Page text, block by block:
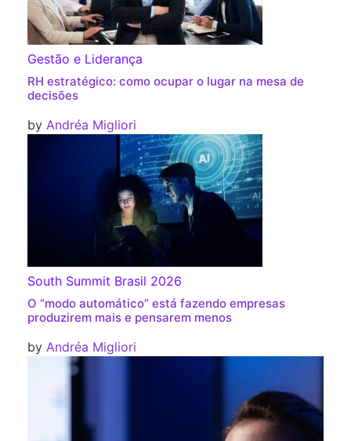
Gestão e Liderança
RH estratégico: como ocupar o lugar na mesa de
decisões
by Andréa Migliori
South Summit Brasil 2026
O “modo automático” está fazendo empresas
produzirem mais e pensarem menos
by Andréa Migliori